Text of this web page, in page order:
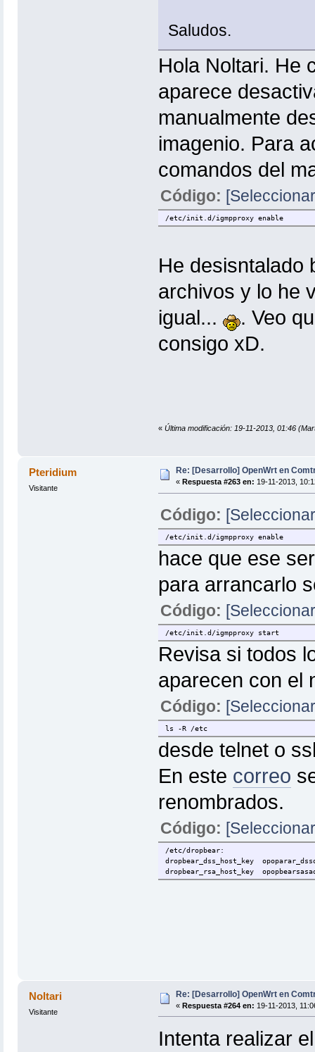
Saludos.
Hola Noltari. He
aparece
manualmente
imagenio. Para
comandos del
Código:
/etc/init.d/igmpproxy enable
He desisntalado
archivos y lo he
igual...
. Veo
consigo xD.
« Última modificación: 19-11-2013, 01:46
Pteridium
Visitante
Re: [Desarrollo] OpenWrt en
« Respuesta #263 en: 19-11-2013,
Código:
/etc/init.d/igmpproxy enable
hace que ese
para arrancarlo
Código:
/etc/init.d/igmpproxy start
Revisa si todos
aparecen con el
Código:
ls -R /etc
desde telnet o
En este correo
renombrados.
Código:
/etc/dropbear:
dropbear_dss_host_key
dropbear_rsa_host_key
Noltari
Visitante
Re: [Desarrollo] OpenWrt en
« Respuesta #264 en: 19-11-2013,
Intenta realizar